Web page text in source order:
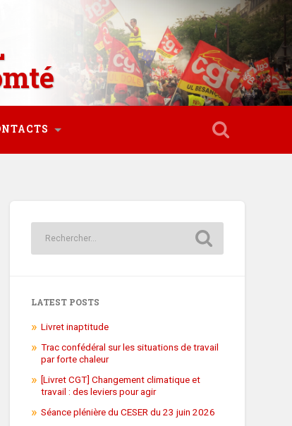
LATEST POSTS
Livret inaptitude
Trac confédéral sur les situations de travail
par forte chaleur
[Livret CGT] Changement climatique et
travail : des leviers pour agir
Séance plénière du CESER du 23 juin 2026